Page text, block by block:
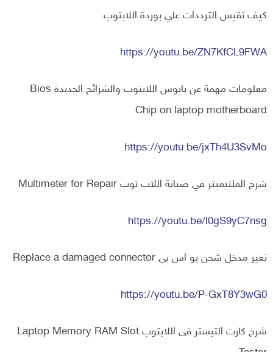
كيف تقيس الترددات علي بوردة اللابتوب
https://youtu.be/ZN7KfCL9FWA
معلومات مهمة عن بايوس اللابتوب والشرائح الجديدة Bios
Chip on laptop motherboard
https://youtu.be/jxTh4U3SvMo
شرح الملتيميتر في صيانة اللاب توب Multimeter for Repair
https://youtu.be/I0gS9yC7nsg
تغير مدخل شحن يو اس بي Replace a damaged connector
https://youtu.be/P-GxT8Y3wG0
شرح كارت التيستر فى اللابتوب Laptop Memory RAM Slot